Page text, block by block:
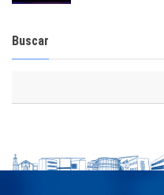
Buscar